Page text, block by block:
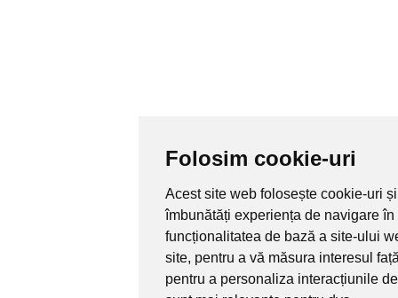
Folosim cookie-uri
Acest site web folosește cookie-uri
îmbunătăți experiența de navigare
funcționalitatea de bază a site-ului
site, pentru a vă măsura interesul
pentru a personaliza interacțiunile